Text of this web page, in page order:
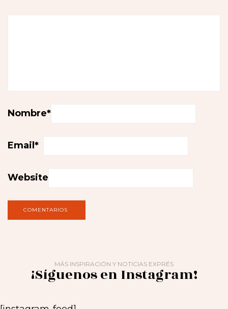
Nombre*
Email *
Website
MÁS INSPIRACIÓN Y NOTICIAS EXPRÉS
¡Síguenos en Instagram!